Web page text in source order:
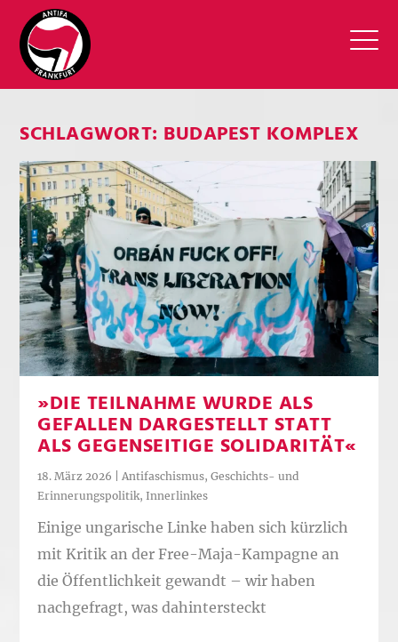
SCHLAGWORT: BUDAPEST KOMPLEX
»DIE TEILNAHME WURDE ALS
GEFALLEN DARGESTELLT STATT
ALS GEGENSEITIGE SOLIDARITÄT«
18. März 2026 Antifaschismus,Geschichts- und
Erinnerungspolitik,Innerlinkes
Einige ungarische Linke haben sich kürzlich
mit Kritik an der Free-Maja-Kampagne an
die Öffentlichkeit gewandt – wir haben
nachgefragt, was dahintersteckt